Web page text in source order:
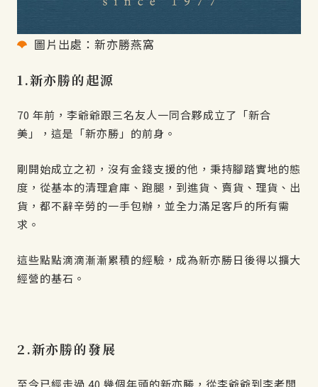
圖片出處：新亦勝燕窩
1.新亦勝的起源
70 年前，李爺爺跟三名友人一同合夥成立了「新合
美」，這是「新亦勝」的前身。
剛開始成立之初，沒有金錢支援的他，秉持腳踏實地的態
度，從基本的清理倉庫、跑腿，到進貨、賣貨、理貨、出
貨，都不辭辛勞的一手包辦，並全力滿足客戶的所有需
求。
這些點點滴滴漸漸累積的經驗，成為新亦勝日後得以擴大
經營的基石。
2.新亦勝的發展
至今已經走過 40 幾個年頭的新亦勝，從李爺爺到李老闆